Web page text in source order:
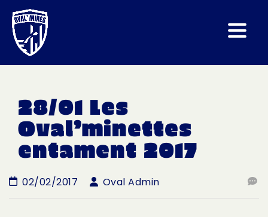
28/01 Les
Oval’minettes
entament 2017
02/02/2017 Oval Admin